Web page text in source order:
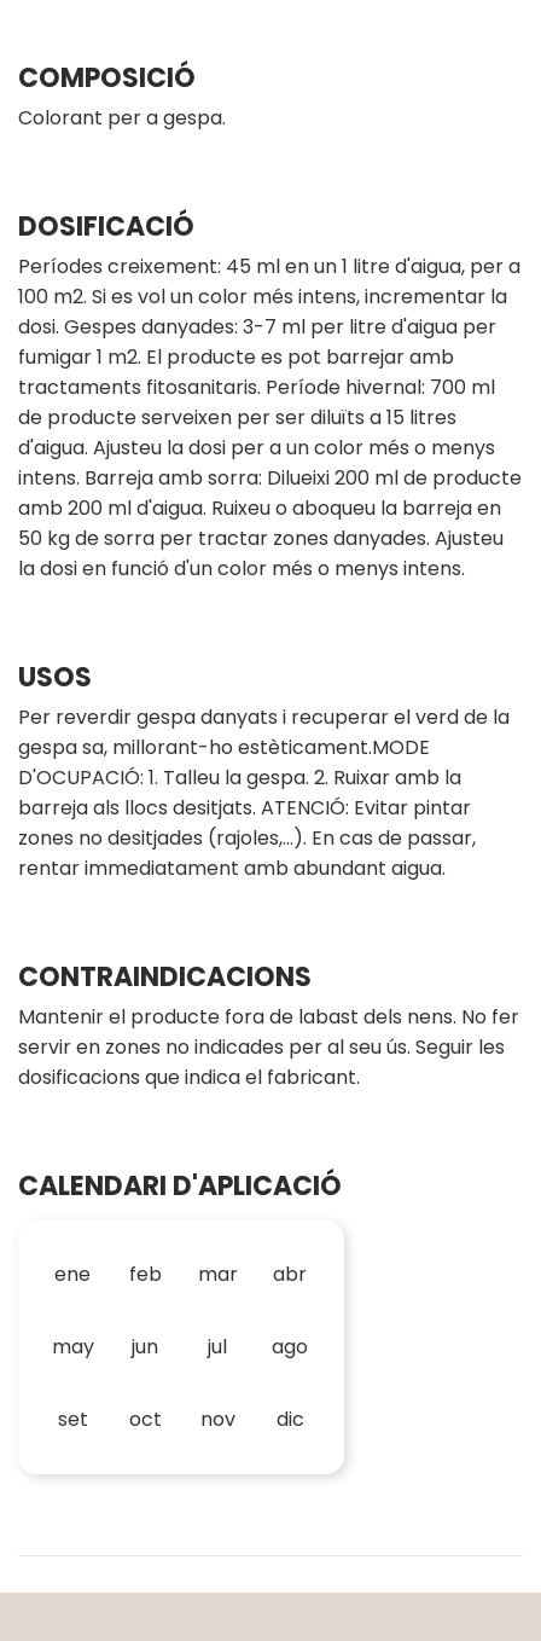
COMPOSICIÓ
Colorant per a gespa.
DOSIFICACIÓ
Períodes creixement: 45 ml en un 1 litre d'aigua, per a
100 m2. Si es vol un color més intens, incrementar la
dosi. Gespes danyades: 3-7 ml per litre d'aigua per
fumigar 1 m2. El producte es pot barrejar amb
tractaments fitosanitaris. Període hivernal: 700 ml
de producte serveixen per ser diluïts a 15 litres
d'aigua. Ajusteu la dosi per a un color més o menys
intens. Barreja amb sorra: Dilueixi 200 ml de producte
amb 200 ml d'aigua. Ruixeu o aboqueu la barreja en
50 kg de sorra per tractar zones danyades. Ajusteu
la dosi en funció d'un color més o menys intens.
USOS
Per reverdir gespa danyats i recuperar el verd de la
gespa sa, millorant-ho estèticament.MODE
D'OCUPACIÓ: 1. Talleu la gespa. 2. Ruixar amb la
barreja als llocs desitjats. ATENCIÓ: Evitar pintar
zones no desitjades (rajoles,...). En cas de passar,
rentar immediatament amb abundant aigua.
CONTRAINDICACIONS
Mantenir el producte fora de labast dels nens. No fer
servir en zones no indicades per al seu ús. Seguir les
dosificacions que indica el fabricant.
CALENDARI D'APLICACIÓ
ene feb mar abr
may jun jul ago
set oct nov dic